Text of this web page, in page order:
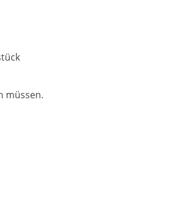
müssen.